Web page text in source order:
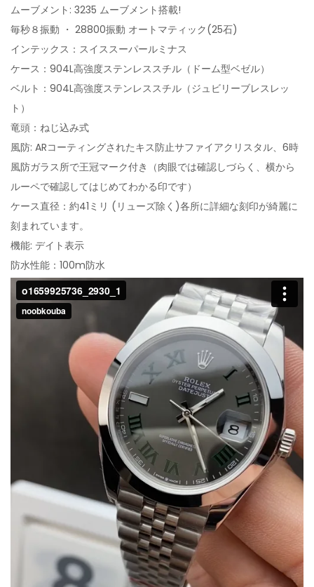
ムーブメント: 3235 ムーブメント搭載!
毎秒８振動 ・ 28800振動 オートマティック(25石)
インテックス：スイススーパールミナス
ケース：904L高強度ステンレススチル（ドーム型ベゼル）
ベルト：904L高強度ステンレススチル（ジュビリーブレスレッ
ト）
竜頭：ねじ込み式
風防: ARコーティングされたキス防止サファイアクリスタル、6時
風防ガラス所で王冠マーク付き（肉眼では確認しづらく、横から
ルーペで確認してはじめてわかる印です）
ケース直径：約41ミリ (リューズ除く)各所に詳細な刻印が綺麗に
刻まれています。
機能: デイト表示
防水性能：100m防水